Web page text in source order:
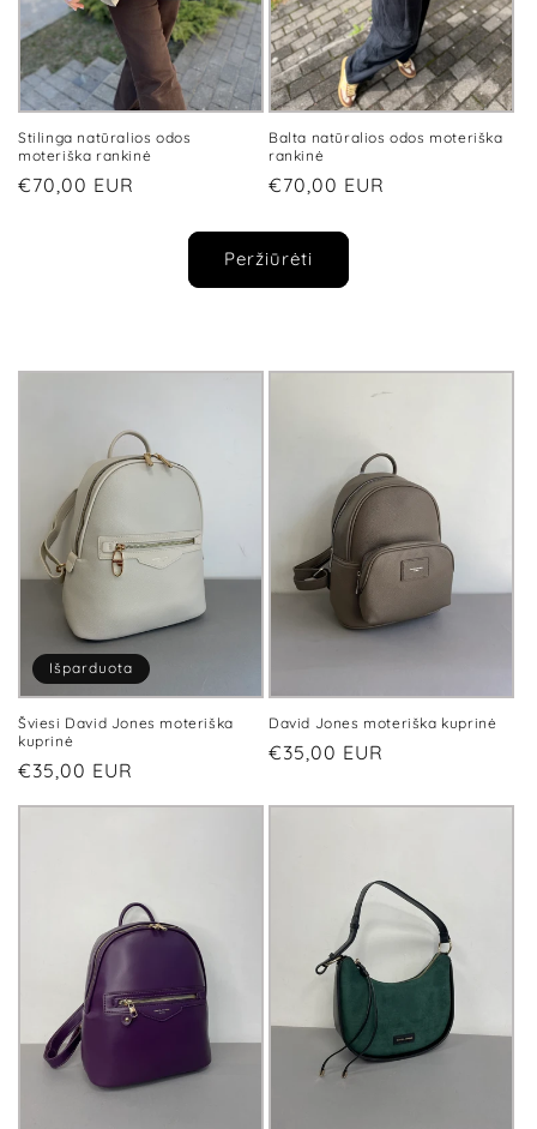
Stilinga natūralios odos
moteriška rankinė
Įprasta
€70,00 EUR
Balta natūralios odos moteriška
rankinė
Įprasta
€70,00 EUR
Peržiūrėti
Išparduota
Šviesi David Jones moteriška
kuprinė
Įprasta
kaina
€35,00 EUR
David Jones moteriška kuprinė
Įprasta
€35,00 EUR